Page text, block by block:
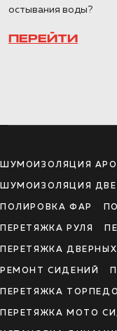
остывания воды?
ПЕРЕЙТИ
ШУМОИЗОЛЯЦИЯ
ШУМОИЗОЛЯЦИЯ
ПОЛИРОВКА ФАР
ПЕРЕТЯЖКА РУЛЯ
ПЕРЕТЯЖКА
РЕМОНТ СИДЕНИЙ
ПЕРЕТЯЖКА ТОРПЕДО
ПЕРЕТЯЖКА МОТО